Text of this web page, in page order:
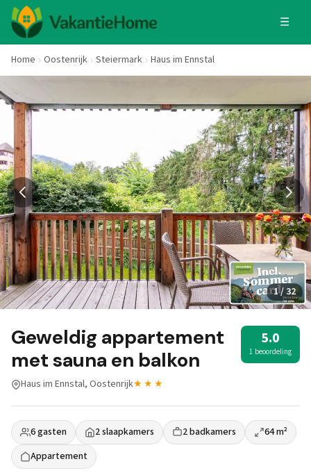
☰
Home Oostenrijk Steiermark Haus im Ennstal
1 / 32
Geweldig appartement
met sauna en balkon
5.0
1 beoordeling
Haus im Ennstal, Oostenrijk★★★
6 gasten 2 slaapkamers 2 badkamers
64 m²
Appartement